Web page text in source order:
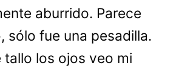
aburrido. Parece
sólo fue una pesadilla.
tallo los ojos veo mi